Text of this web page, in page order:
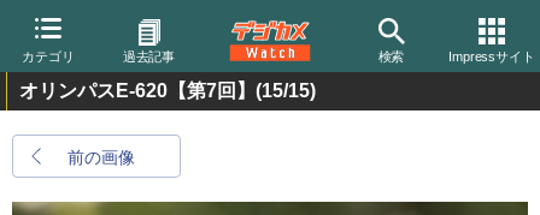
カテゴリ 過去記事 検索 Impressサイト
オリンパスE-620【第7回】 (15/15)
前の画像